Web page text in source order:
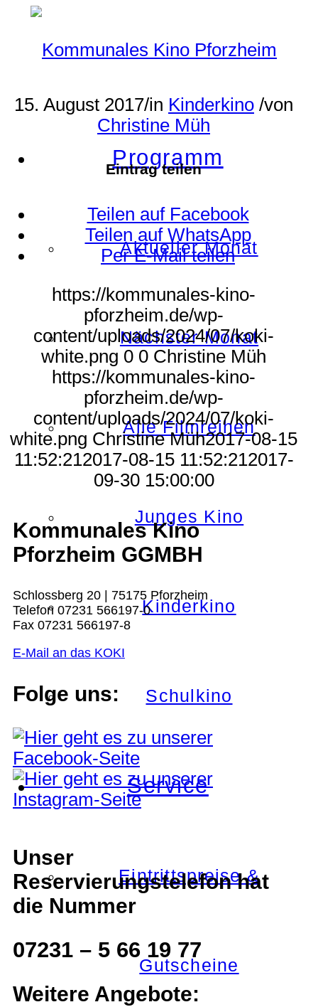
Programm
Aktueller Monat
Nächster Monat
Alle Filmreihen
Junges Kino
Kinderkino
Schulkino
Service
Eintrittspreise &
Gutscheine
15. August 2017/in Kinderkino /von
Christine Müh
Eintrag teilen
Teilen auf Facebook
Teilen auf WhatsApp
Per E-Mail teilen
https://kommunales-kino-
pforzheim.de/wp-
content/uploads/2024/07/koki-
white.png 0 0 Christine Müh
https://kommunales-kino-
pforzheim.de/wp-
content/uploads/2024/07/koki-
white.png Christine Müh2017-08-15
11:52:21 2017-08-15 11:52:21 2017-
09-30 15:00:00
Kommunales Kino
Pforzheim GGMBH
Schlossberg 20 | 75175 Pforzheim
Telefon 07231 566197-0
Fax 07231 566197-8
E-Mail an das KOKI
Folge uns:
Unser
Reservierungstelefon hat
die Nummer
07231 – 5 66 19 77
Weitere Angebote: